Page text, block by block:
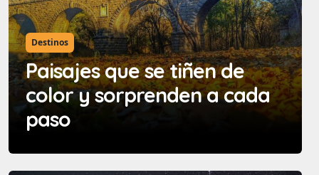
Destinos
Paisajes que se tiñen de
color y sorprenden a cada
paso